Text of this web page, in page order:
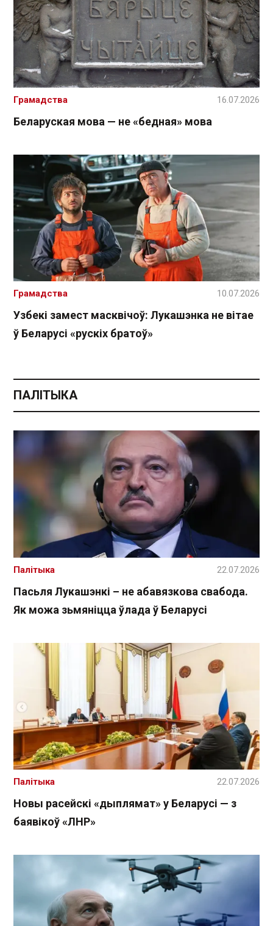
Беларуская мова — не «бедная» мова
Грамадства 16.07.2026
Узбекі замест масквічоў: Лукашэнка не вітае
ў Беларусі «рускіх братоў»
Грамадства 10.07.2026
ПАЛІТЫКА
Пасьля Лукашэнкі – не абавязкова свабода.
Як можа зьмяніцца ўлада ў Беларусі
Палітыка 22.07.2026
Новы расейскі «дыплямат» у Беларусі — з
баявікоў «ЛНР»
Палітыка 22.07.2026